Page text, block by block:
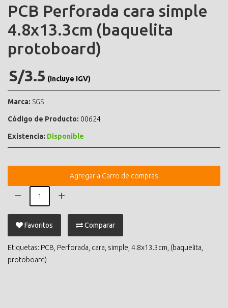
PCB Perforada cara simple
4.8x13.3cm (baquelita
protoboard)
S/3.5 (incluye IGV)
Marca: SGS
Código de Producto: 00624
Existencia: Disponible
Agregar a Carro de compras
Favoritos Comparar
Etiquetas: PCB Perforada cara simple 4.8x13.3cm (baquelita
protoboard)